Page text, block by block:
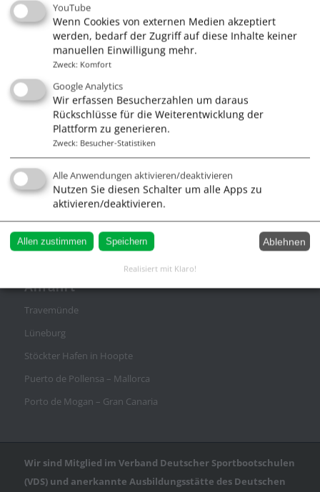
Kurse
Törns & Mitsegeln
Skippertraining
Charter
Impressum
AGB
Datenschutz
Anfahrt
Travemünde
Lüneburg
Stöckter Hafen in Hoopte
Puerto de Pollensa – Mallorca
Porto de Mogan – Gran Canaria
Wir sind Mitglied im Verband Deutscher Sportbootschulen
(VDS) und anerkannte Ausbildungsstätte des Deutschen
YouTube
Wenn Cookies von externen Medien akzeptiert
werden, bedarf der Zugriff auf diese Inhalte keiner
manuellen Einwilligung mehr.
Zweck: Komfort
Google Analytics
Wir erfassen Besucherzahlen um daraus
Rückschlüsse für die Weiterentwicklung der
Plattform zu generieren.
Zweck: Besucher-Statistiken
Alle Anwendungen aktivieren/deaktivieren
Nutzen Sie diesen Schalter um alle Apps zu
aktivieren/deaktivieren.
Allen zustimmen Speichern Ablehnen
Realisiert mit Klaro!